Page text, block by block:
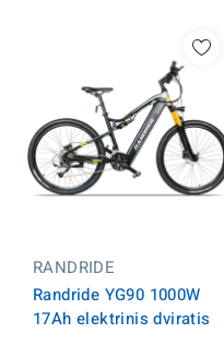
RANDRIDE
Randride YG90 1000W
17Ah elektrinis dviratis